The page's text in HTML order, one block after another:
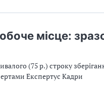
місце:
(75 р.) строку
Експертус Кадри